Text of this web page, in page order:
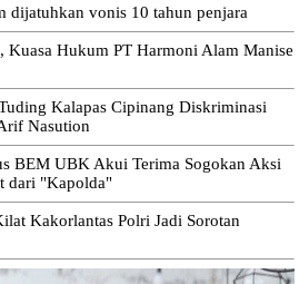
dijatuhkan vonis 10 tahun penjara
Hukum PT Harmoni Alam Manise
Kalapas Cipinang Diskriminasi
Nasution
BEM UBK Akui Terima Sogokan Aksi
dari "Kapolda"
Kakorlantas Polri Jadi Sorotan